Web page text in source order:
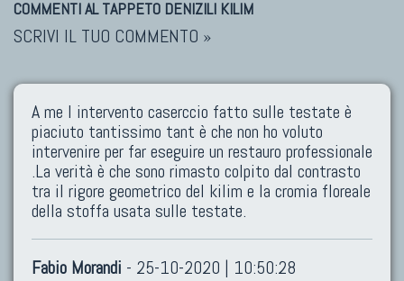
COMMENTI AL TAPPETO DENIZILI KILIM
SCRIVI IL TUO COMMENTO »
A me l intervento caserccio fatto sulle testate è
piaciuto tantissimo tant è che non ho voluto
intervenire per far eseguire un restauro professionale
.La verità è che sono rimasto colpito dal contrasto
tra il rigore geometrico del kilim e la cromia floreale
della stoffa usata sulle testate.
Fabio Morandi - 25-10-2020 | 10:50:28